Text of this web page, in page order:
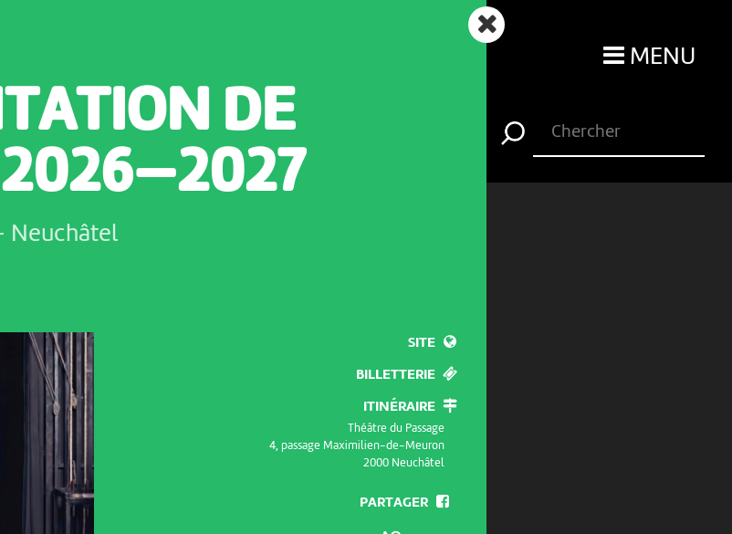
MENU
DE
2026—2027
Neuchâtel
SITE
BILLETTERIE
ITINÉRAIRE
Théâtre du Passage
4, passage Maximilien-de-Meuron
2000 Neuchâtel
PARTAGER